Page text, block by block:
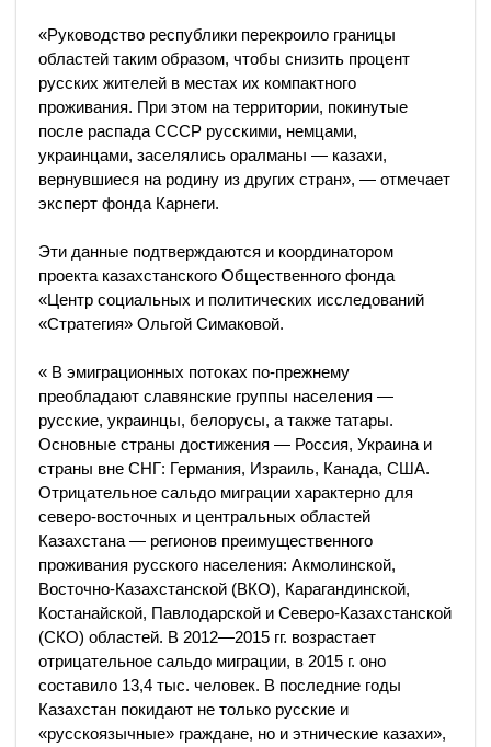
«Руководство республики перекроило границы
областей таким образом, чтобы снизить процент
русских жителей в местах их компактного
проживания. При этом на территории, покинутые
после распада СССР русскими, немцами,
украинцами, заселялись оралманы — казахи,
вернувшиеся на родину из других стран», — отмечает
эксперт фонда Карнеги.
Эти данные подтверждаются и координатором
проекта казахстанского Общественного фонда
«Центр социальных и политических исследований
«Стратегия» Ольгой Симаковой.
« В эмиграционных потоках по-прежнему
преобладают славянские группы населения —
русские, украинцы, белорусы, а также татары.
Основные страны достижения — Россия, Украина и
страны вне СНГ: Германия, Израиль, Канада, США.
Отрицательное сальдо миграции характерно для
северо-восточных и центральных областей
Казахстана — регионов преимущественного
проживания русского населения: Акмолинской,
Восточно-Казахстанской (ВКО), Карагандинской,
Костанайской, Павлодарской и Северо-Казахстанской
(СКО) областей. В 2012—2015 гг. возрастает
отрицательное сальдо миграции, в 2015 г. оно
составило 13,4 тыс. человек. В последние годы
Казахстан покидают не только русские и
«русскоязычные» граждане, но и этнические казахи»,